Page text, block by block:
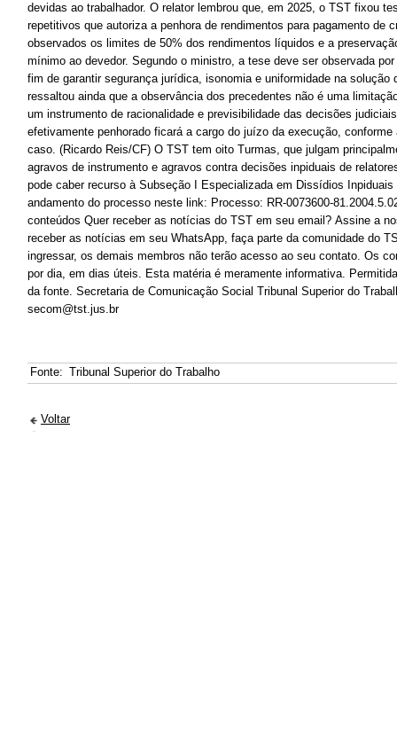
devidas ao trabalhador. O relator lembrou que, em 2025, o TST fixou
repetitivos que autoriza a penhora de rendimentos para pagamento de
observados os limites de 50% dos rendimentos líquidos e a
mínimo ao devedor. Segundo o ministro, a tese deve ser observada
fim de garantir segurança jurídica, isonomia e uniformidade na solução
ressaltou ainda que a observância dos precedentes não é uma
um instrumento de racionalidade e previsibilidade das decisões
efetivamente penhorado ficará a cargo do juízo da execução,
caso. (Ricardo Reis/CF) O TST tem oito Turmas, que julgam
agravos de instrumento e agravos contra decisões inpiduais de
pode caber recurso à Subseção I Especializada em Dissídios Inpiduais
andamento do processo neste link: Processo: RR-0073600-
conteúdos Quer receber as notícias do TST em seu email? Assine a
receber as notícias em seu WhatsApp, faça parte da comunidade do
ingressar, os demais membros não terão acesso ao seu contato. Os
por dia, em dias úteis. Esta matéria é meramente informativa.
da fonte. Secretaria de Comunicação Social Tribunal Superior do
secom@tst.jus.br
Fonte: Tribunal Superior do Trabalho
Voltar